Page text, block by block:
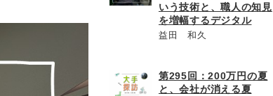
いう技術と、職人の知見
を増幅するデジタル
益田 和久
第295回：200万円の夏
と、会社が消える夏